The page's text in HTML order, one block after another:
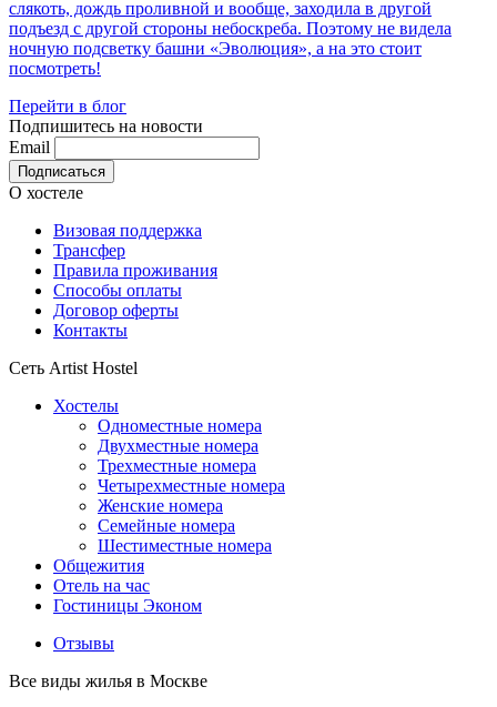
слякоть, дождь проливной и вообще, заходила в другой
подъезд с другой стороны небоскреба. Поэтому не видела
ночную подсветку башни «Эволюция», а на это стоит
посмотреть!
Перейти в блог
Подпишитесь на новости
Email
О хостеле
Визовая поддержка
Трансфер
Правила проживания
Способы оплаты
Договор оферты
Контакты
Сеть Artist Hostel
Хостелы
Одноместные номера
Двухместные номера
Трехместные номера
Четырехместные номера
Женские номера
Семейные номера
Шестиместные номера
Общежития
Отель на час
Гостиницы Эконом
Отзывы
Все виды жилья в Москве